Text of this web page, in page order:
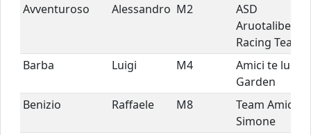
Avventuroso
Alessandro M2
ASD
Aruotalibera
Racing Team
Barba
Luigi M4
Amici te lu
Garden
Benizio
Raffaele M8
Team Amici Di
Simone